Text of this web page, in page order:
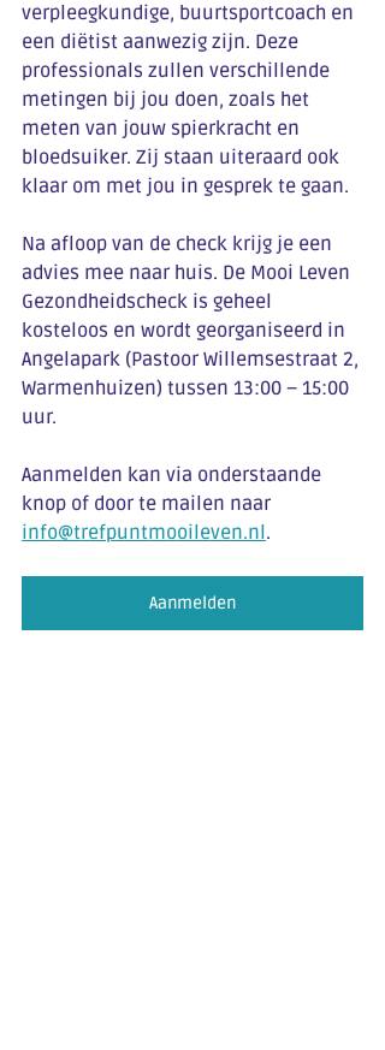
verpleegkundige, buurtsportcoach en
een diëtist aanwezig zijn. Deze
professionals zullen verschillende
metingen bij jou doen, zoals het
meten van jouw spierkracht en
bloedsuiker. Zij staan uiteraard ook
klaar om met jou in gesprek te gaan.
Na afloop van de check krijg je een
advies mee naar huis. De Mooi Leven
Gezondheidscheck is geheel
kosteloos en wordt georganiseerd in
Angelapark (Pastoor Willemsestraat 2,
Warmenhuizen) tussen 13:00 – 15:00
uur.
Aanmelden kan via onderstaande
knop of door te mailen naar
info@trefpuntmooileven.nl.
Aanmelden